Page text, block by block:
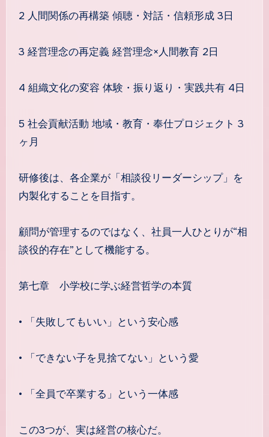
2 人間関係の再構築 傾聴・対話・信頼形成 3日
3 経営理念の再定義 経営理念×人間教育 2日
4 組織文化の変容 体験・振り返り・実践共有 4日
5 社会貢献活動 地域・教育・奉仕プロジェクト 3
ヶ月
研修後は、各企業が「相談役リーダーシップ」を
内製化することを目指す。
顧問が管理するのではなく、社員一人ひとりが“相
談役的存在”として機能する。
第七章 小学校に学ぶ経営哲学の本質
• 「失敗してもいい」という安心感
• 「できない子を見捨てない」という愛
• 「全員で卒業する」という一体感
この3つが、実は経営の核心だ。